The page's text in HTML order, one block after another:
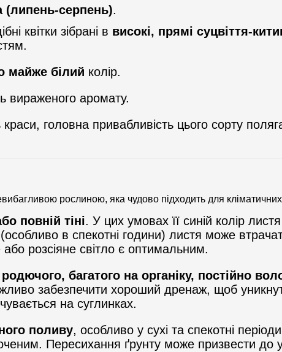
(липень-серпень).
квітки зібрані в високі, прямі суцвіття-
майже білий колір.
вираженого аромату.
головна привабливість цього сорту
рослиною, яка чудово підходить для кліматичних
повній тіні. У цих умовах її синій колір
в спекотні години) листя може
розсіяне світло є оптимальним.
багатого на органіку, постійно
забезпечити хороший дренаж, щоб
на суглинках.
поливу, особливо у сухі та спекотні
Пересихання ґрунту може призвести до